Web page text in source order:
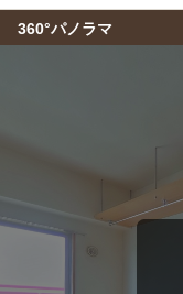
360°パノラマ